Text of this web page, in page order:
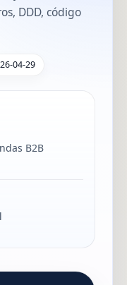
DDD, código
04-29
B2B